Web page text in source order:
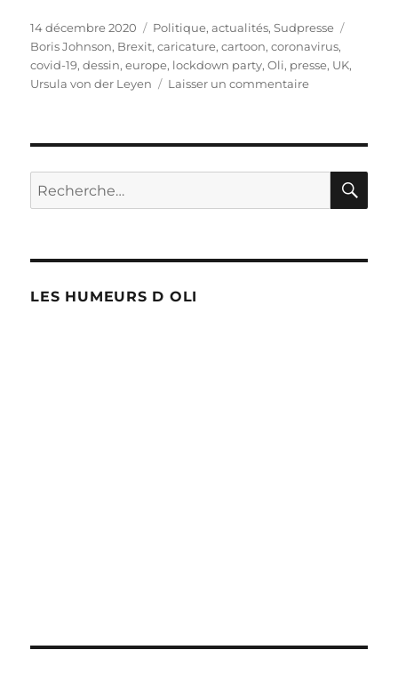
Publié
le
14 décembre 2020 Catégories
Politique, actualités,Sudpresse
Boris Johnson, Brexit,caricature,cartoon,coronavirus,
covid-19,dessin,europe, lockdown party,Oli, presse, UK,
Ursula von der Leyen
Laisser un commentairesur
Recherche
pour :
LES HUMEURS D OLI